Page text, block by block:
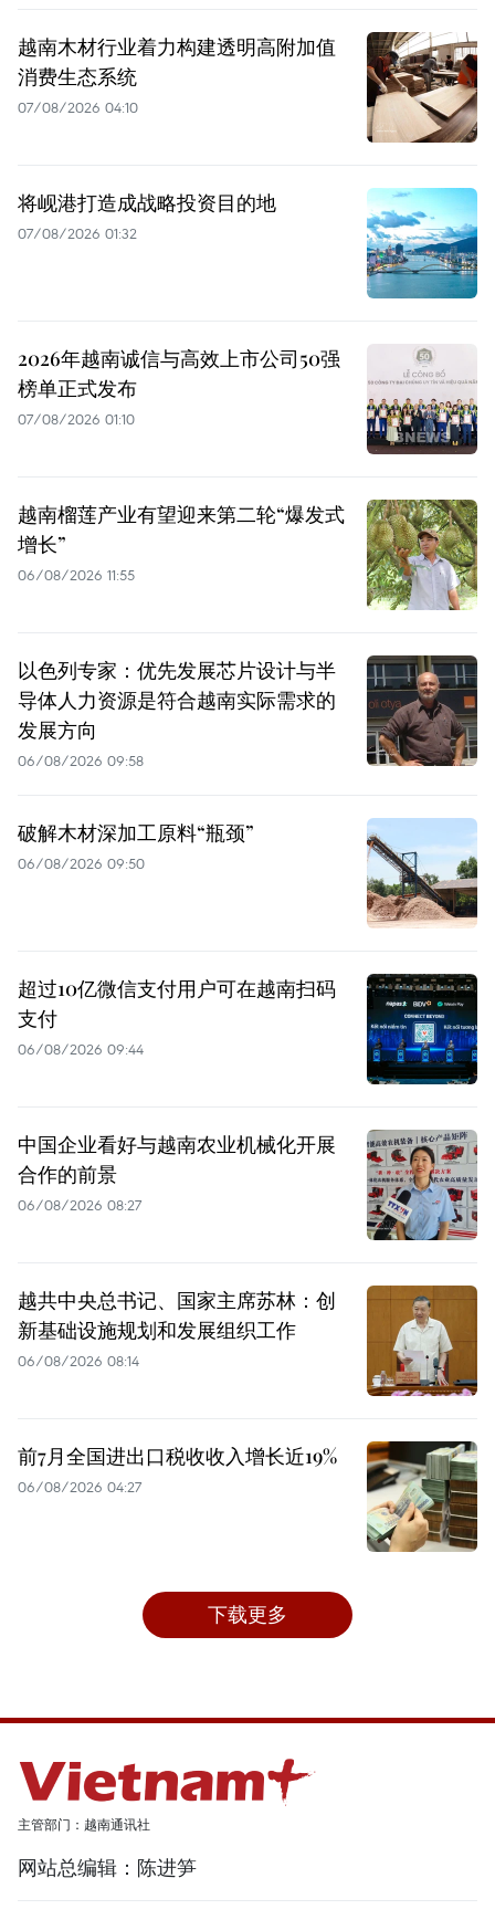
越南木材行业着力构建透明高附加值
消费生态系统
07/08/2026 04:10
将岘港打造成战略投资目的地
07/08/2026 01:32
2026年越南诚信与高效上市公司50强
榜单正式发布
07/08/2026 01:10
越南榴莲产业有望迎来第二轮“爆发式
增长”
06/08/2026 11:55
以色列专家：优先发展芯片设计与半
导体人力资源是符合越南实际需求的
发展方向
06/08/2026 09:58
破解木材深加工原料“瓶颈”
06/08/2026 09:50
超过10亿微信支付用户可在越南扫码
支付
06/08/2026 09:44
中国企业看好与越南农业机械化开展
合作的前景
06/08/2026 08:27
越共中央总书记、国家主席苏林：创
新基础设施规划和发展组织工作
06/08/2026 08:14
前7月全国进出口税收收入增长近19%
06/08/2026 04:27
下载更多
主管部门：越南通讯社
网站总编辑：陈进笋